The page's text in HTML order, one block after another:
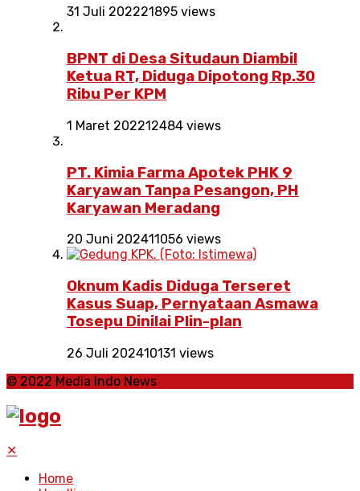
31 Juli 202221895 views
BPNT di Desa Situdaun Diambil
Ketua RT, Diduga Dipotong Rp.30
Ribu Per KPM
1 Maret 202212484 views
PT. Kimia Farma Apotek PHK 9
Karyawan Tanpa Pesangon, PH
Karyawan Meradang
20 Juni 202411056 views
Oknum Kadis Diduga Terseret
Kasus Suap, Pernyataan Asmawa
Tosepu Dinilai Plin-plan
26 Juli 202410131 views
© 2022 Media Indo News
✕
Home